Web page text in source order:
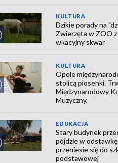
KULTURA
Dzikie porady na
Zwierzęta w ZOO
wkacyjny skwar
KULTURA
Opole
stolicą piosenki.
Międzynarodowy
Muzyczny.
EDUKACJA
Stary budynek
pójdzie w
przeniesie się do
podstawowej